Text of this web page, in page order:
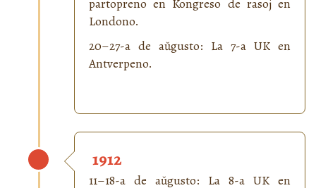
partopreno en Kongreso de rasoj en
Londono.
20–27-a de aŭgusto: La 7-a UK en
Antverpeno.
1912
11–18-a de aŭgusto: La 8-a UK en